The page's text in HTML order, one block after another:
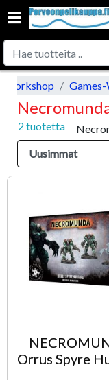
Workshop
2 tuotetta
Orrus Spyre